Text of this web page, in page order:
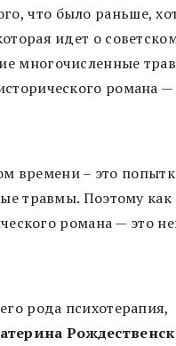
что было раньше,
идет о
многочисленные
романа —
времени – это
травмы. Поэтому как
романа — это
рода психотерапия,